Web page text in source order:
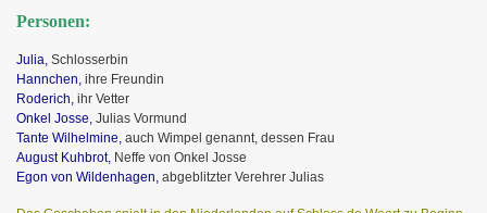
Personen:
Julia, Schlosserbin
Hannchen, ihre Freundin
Roderich, ihr Vetter
Onkel Josse, Julias Vormund
Tante Wilhelmine, auch Wimpel genannt, dessen Frau
August Kuhbrot, Neffe von Onkel Josse
Egon von Wildenhagen, abgeblitzter Verehrer Julias